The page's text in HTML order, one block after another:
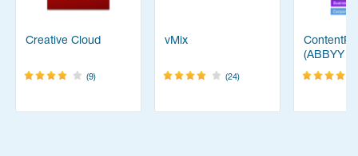
Creative Cloud
(9)
vMix
(24)
(ABBYY